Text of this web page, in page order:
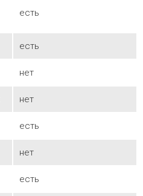
есть
есть
нет
нет
есть
нет
есть